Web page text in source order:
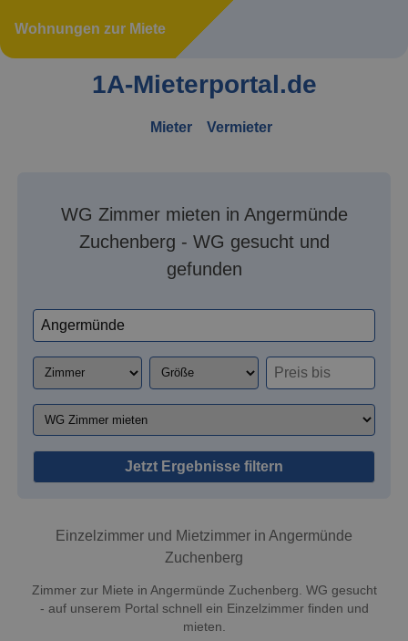
Wohnungen zur Miete
1A-Mieterportal.de
Mieter Vermieter
WG Zimmer mieten in Angermünde
Zuchenberg - WG gesucht und
gefunden
Jetzt Ergebnisse filtern
Einzelzimmer und Mietzimmer in Angermünde
Zuchenberg
Zimmer zur Miete in Angermünde Zuchenberg. WG gesucht
- auf unserem Portal schnell ein Einzelzimmer finden und
mieten.